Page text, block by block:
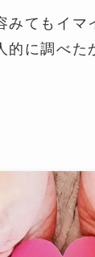
みてもイマ
的に調べた